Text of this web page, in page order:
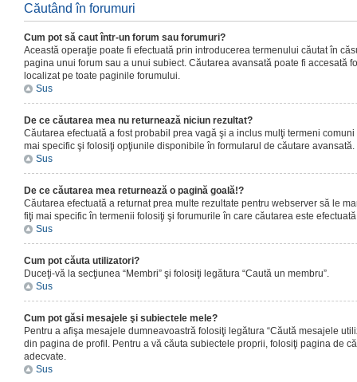
Căutând în forumuri
Cum pot să caut într-un forum sau forumuri?
Această operaţie poate fi efectuată prin introducerea termenului căutat în
pagina unui forum sau a unui subiect. Căutarea avansată poate fi accesată
localizat pe toate paginile forumului.
Sus
De ce căutarea mea nu returnează niciun rezultat?
Căutarea efectuată a fost probabil prea vagă şi a inclus mulţi termeni
mai specific şi folosiţi opţiunile disponibile în formularul de căutare avansată.
Sus
De ce căutarea mea returnează o pagină goală!?
Căutarea efectuată a returnat prea multe rezultate pentru webserver să le
fiţi mai specific în termenii folosiţi şi forumurile în care căutarea este
Sus
Cum pot căuta utilizatori?
Duceţi-vă la secţiunea “Membri” şi folosiţi legătura “Caută un membru”.
Sus
Cum pot găsi mesajele şi subiectele mele?
Pentru a afişa mesajele dumneavoastră folosiţi legătura “Căută mesajele
din pagina de profil. Pentru a vă căuta subiectele proprii, folosiţi pagina de
adecvate.
Sus